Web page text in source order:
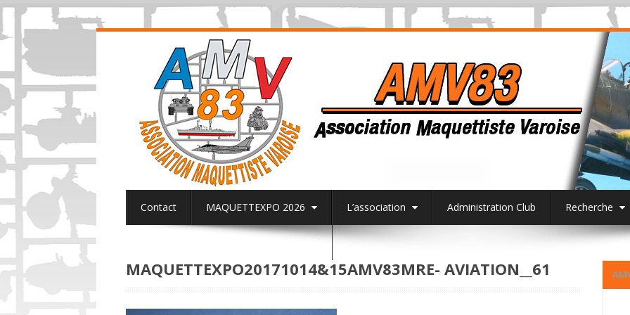
Contact MAQUETTEXPO 2026 L’association Administration Club Recherche
MAQUETTEXPO20171014&15AMV83MRE- AVIATION__61